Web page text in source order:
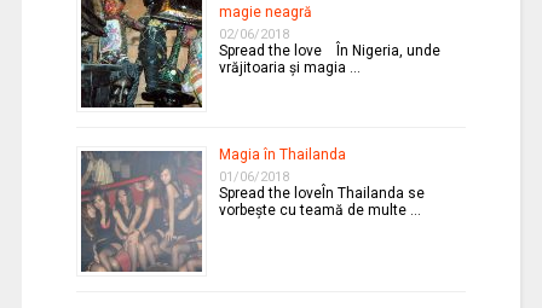
magie neagră
02/06/2018
Spread the love În Nigeria, unde
vrăjitoaria şi magia …
Magia în Thailanda
01/06/2018
Spread the loveÎn Thailanda se
vorbeşte cu teamă de multe …